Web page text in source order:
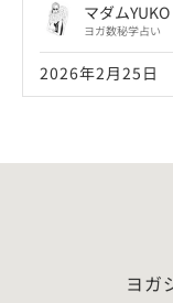
マダムYUKO
ヨガ数秘学占い
2026年2月25日
ヨガ